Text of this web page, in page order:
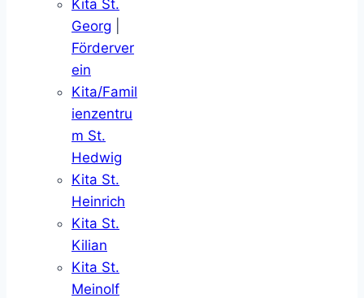
Kita St.
Georg
Förderver
ein
Kita/Famil
ienzentru
m St.
Hedwig
Kita St.
Heinrich
Kita St.
Kilian
Kita St.
Meinolf